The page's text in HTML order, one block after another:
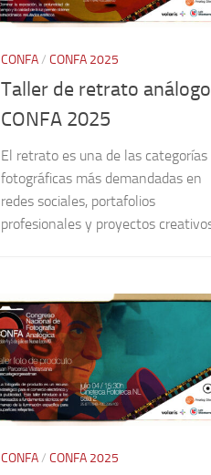
CONFA/ CONFA 2025
Taller de retrato análogo
CONFA 2025
El retrato es una de las categorías
fotográficas más demandadas en
redes sociales, portafolios
profesionales y proyectos
CONFA/ CONFA 2025